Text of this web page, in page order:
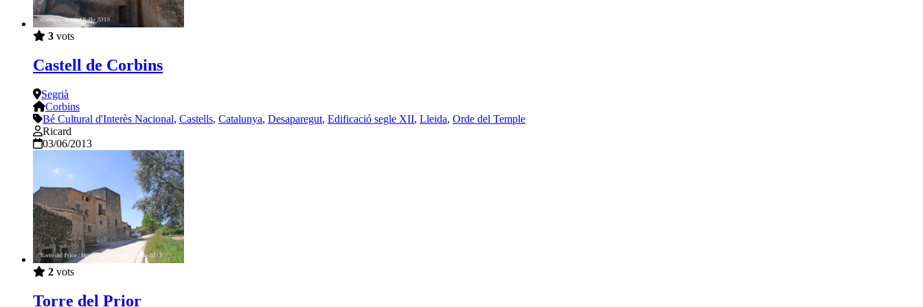
3 vots
Castell de Corbins
Segrià
Corbins
Bé Cultural d'Interès Nacional, Castells, Catalunya, Desaparegut, Edificació segle XII, Lleida, Orde del Temple
Ricard
03/06/2013
2 vots
Torre del Prior